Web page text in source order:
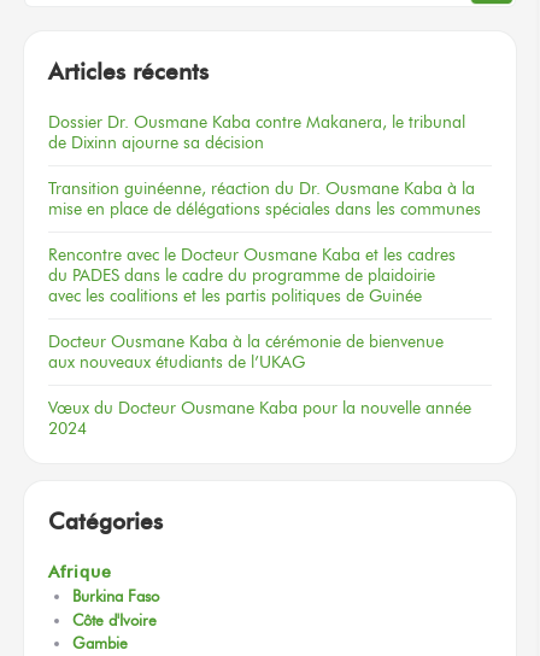
Articles récents
Dossier Dr. Ousmane Kaba contre Makanera, le tribunal
de Dixinn ajourne sa décision
Transition guinéenne, réaction du Dr. Ousmane Kaba à la
mise en place de délégations spéciales dans les communes
Rencontre avec le Docteur Ousmane Kaba et les cadres
du PADES dans le cadre du programme de plaidoirie
avec les coalitions et les partis politiques de Guinée
Docteur Ousmane Kaba à la cérémonie de bienvenue
aux nouveaux étudiants de l’UKAG
Vœux du Docteur Ousmane Kaba pour la nouvelle année
2024
Catégories
Afrique
Burkina Faso
Côte d'Ivoire
Gambie